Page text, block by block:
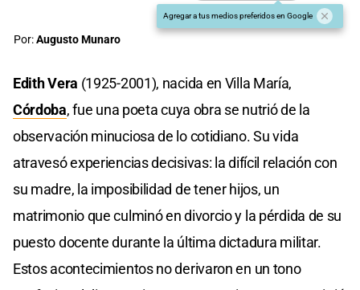
Agregar a tus medios preferidos en Google
Por:Augusto Munaro
Edith Vera (1925-2001), nacida en Villa María,
Córdoba, fue una poeta cuya obra se nutrió de la
observación minuciosa de lo cotidiano. Su vida
atravesó experiencias decisivas: la difícil relación con
su madre, la imposibilidad de tener hijos, un
matrimonio que culminó en divorcio y la pérdida de su
puesto docente durante la última dictadura militar.
Estos acontecimientos no derivaron en un tono